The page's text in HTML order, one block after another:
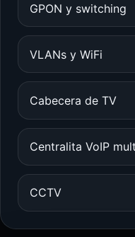
GPON y switching
VLANs y WiFi
Cabecera de TV
Centralita VoIP
CCTV